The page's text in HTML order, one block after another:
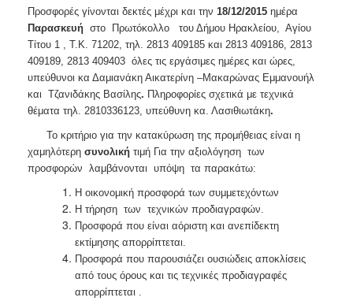
Προσφορές γίνονται δεκτές μέχρι και την 18/12/2015 ημέρα
Παρασκευή στο Πρωτόκολλο
του Δήμου Ηρακλείου, Αγίου
Τίτου 1 , Τ.Κ. 71202, τηλ. 2813 409185 και 2813 409186, 2813
409189, 2813 409403 όλες τις εργάσιμες ημέρες και ώρες,
υπεύθυνοι κα Δαμιανάκη Αικατερίνη –Μακαρώνας Εμμανουήλ
και Τζανιδάκης Βασίλης. Πληροφορίες σχετικά με τεχνικά
θέματα τηλ. 2810336123, υπεύθυνη κα. Λασιθιωτάκη.
Το κριτήριο για την κατακύρωση της προμήθειας είναι η
χαμηλότερη συνολική τιμή Για την αξιολόγηση των
προσφορών λαμβάνονται υπόψη τα παρακάτω:
Η οικονομική προσφορά των συμμετεχόντων
Η τήρηση των τεχνικών προδιαγραφών.
Προσφορά που είναι αόριστη και ανεπίδεκτη
εκτίμησης απορρίπτεται.
Προσφορά που παρουσιάζει ουσιώδεις αποκλίσεις
από τους όρους και τις τεχνικές προδιαγραφές
απορρίπτεται .